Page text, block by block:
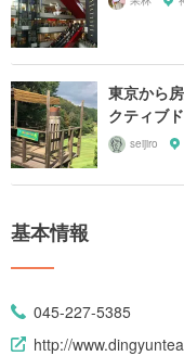
東京から
クティブ
seijiro
基本情報
045-227-5385
http://